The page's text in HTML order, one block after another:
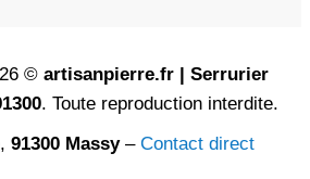
© artisanpierre.fr | Serrurier
. Toute reproduction interdite.
91300 Massy– Contact direct